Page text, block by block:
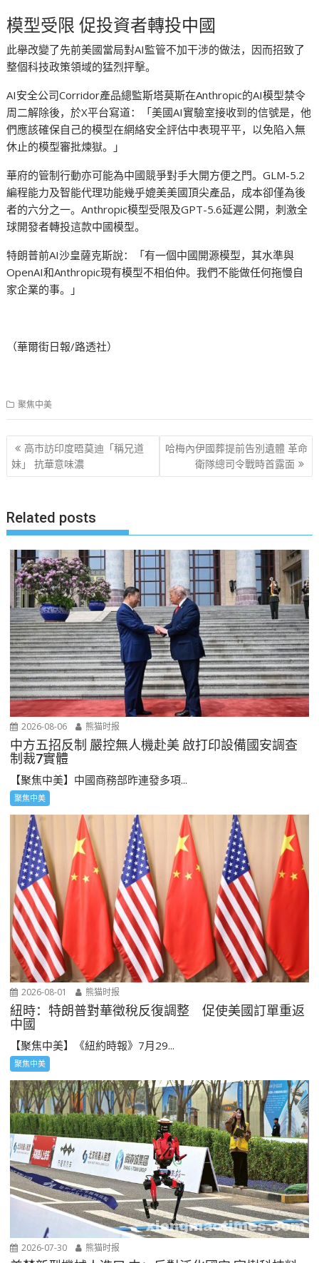
模型受限 促投資者轉投中國
此舉改變了先前美國當局對AI監管不加干涉的做法，因而招致了
整個科技政策領域的猛烈抨擊。
AI安全公司Corridor產品總監斯塔莫斯在Anthropic的AI模型禁令
周二解除後，於X平台寫道：「美國AI實驗室接收到的信號是，他
們應該確保自己的模型在網絡安全評估中表現平平，以免陷入無
休止的模型審批煉獄。」
華府的管制行動亦可能為中國競爭對手大開方便之門。GLM-5.2
編程能力及智能代理功能幾乎媲美美國頂尖產品，成本卻僅為後
者的六分之一。Anthropic模型受限及GPT-5.6延遲公開，刺激全
球開發者轉投這款中國模型。
特朗普前AI沙皇薩克斯說：「有一個中國開源模型，其水準與
OpenAI和Anthropic現有模型不相伯仲。我們不能做任何拖慢自
家企業的事。」
（華爾街日報/路透社）
聚焦中美
文
章
高市訪印度晤莫迪「稱兄道
妹」 抗華意味濃
哈梅內伊國葬提前告別遺體 革命
衛隊總司令戰時首露面
Related posts
2026-08-06 熊猫时报
中方五招反制 嚴控無人機赴美 啟打印設備國安調查
制裁7實體
【聚焦中美】中國商務部昨連發多項...
聚焦中美
2026-08-01 熊猫时报
紐時：特朗普對華徵稅反復調整 促使美國訂單重返
中國
【聚焦中美】《紐約時報》7月29...
聚焦中美
2026-07-30 熊猫时报